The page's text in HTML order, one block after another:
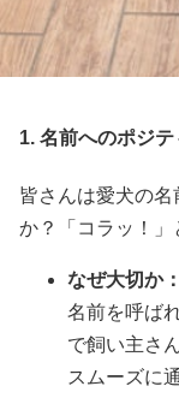
1. 名前へのポジテ
皆さんは愛犬の
か？「コラッ！」
なぜ大切か：
名前を呼ば
で飼い主さ
スムーズに